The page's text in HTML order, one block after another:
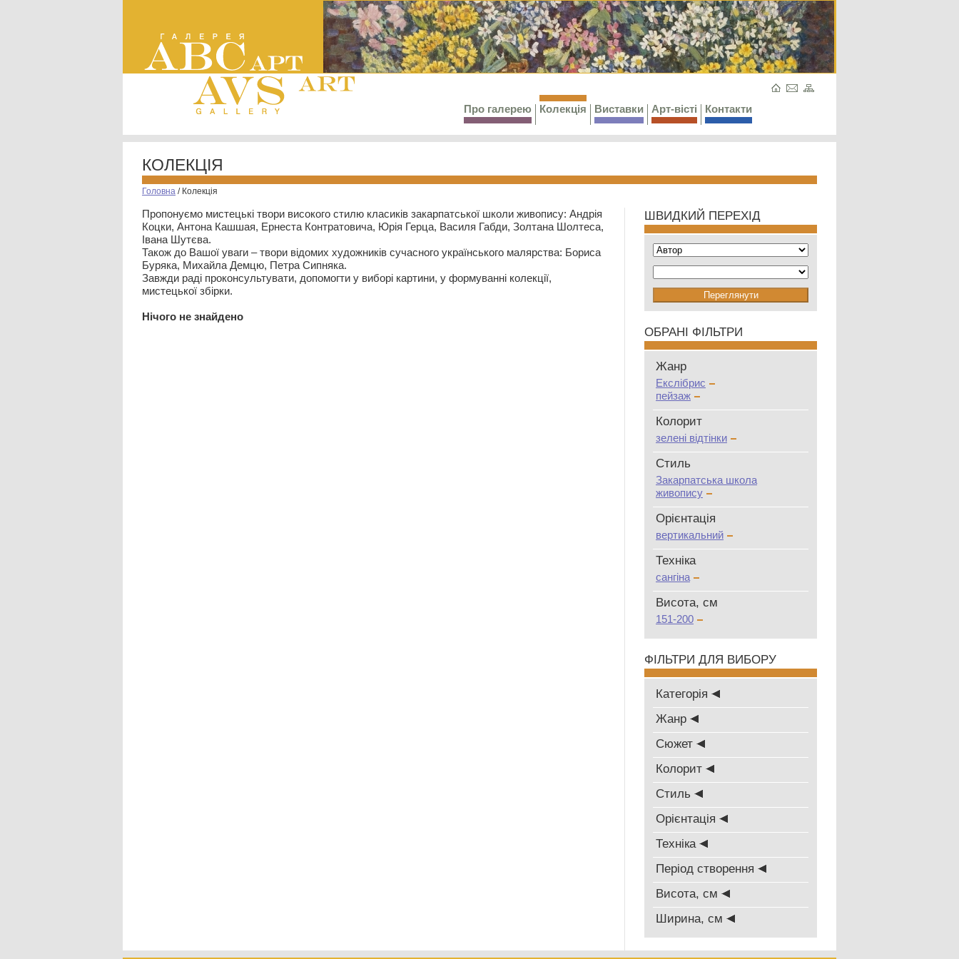
Про галерею Колекція Виставки Арт-вісті Контакти
КОЛЕКЦІЯ
Головна / Колекція
Пропонуємо мистецькі твори високого стилю класиків закарпатської школи живопису: Андрія
Коцки, Антона Кашшая, Ернеста Контратовича, Юрія Герца, Василя Габди, Золтана Шолтеса,
Івана Шутєва.
Також до Вашої уваги – твори відомих художників сучасного українського малярства: Бориса
Буряка, Михайла Демцю, Петра Сипняка.
Завжди раді проконсультувати, допомогти у виборі картини, у формуванні колекції,
мистецької збірки.
Нiчого не знайдено
ШВИДКИЙ ПЕРЕХІД
ОБРАНІ ФІЛЬТРИ
Жанр
Екслібрис
пейзаж
Колорит
зелені відтінки
Стиль
Закарпатська школа
живопису
Oрієнтація
вертикальний
Техніка
сангіна
Висота, см
151-200
ФІЛЬТРИ ДЛЯ ВИБОРУ
Категорія
Жанр
Сюжет
Колорит
Стиль
Oрієнтація
Техніка
Період створення
Висота, см
Ширина, см